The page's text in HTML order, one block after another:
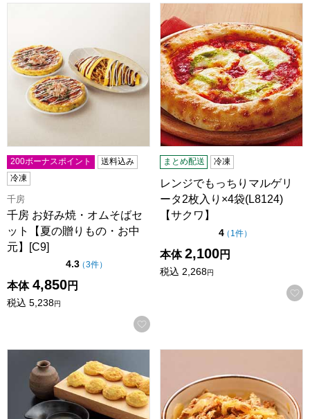
200ボーナスポイント
送料込み
冷凍
千房
千房 お好み焼・オムそばセ
ット【夏の贈りもの・お中
元】[C9]
4.3点（5点満点中）
（3件の評価
）
本体 4,850円
税込 5,238円
お気に入りに登録する
まとめ配送 冷凍
レンジでもっちりマルゲリ
ータ2枚入り×4袋(L8124)
【サクワ】
4点（5点満点中）
（ 1件の評価
）
本体 2,100円
税込 2,268円